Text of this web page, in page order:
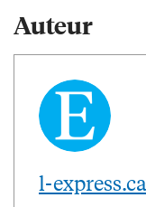
Auteur
l-express.ca